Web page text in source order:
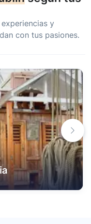
y
con tus pasiones.